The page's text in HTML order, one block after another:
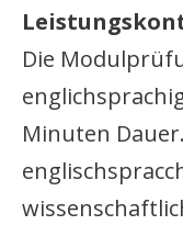
Die
Minuten